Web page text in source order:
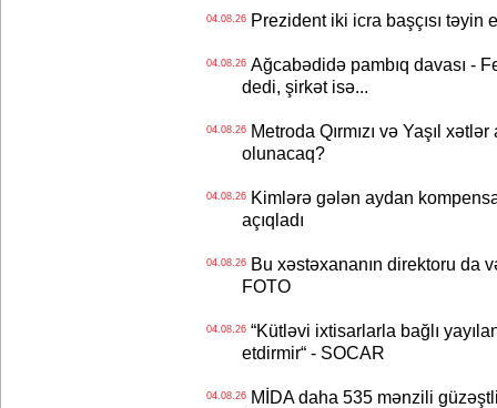
04.08.26Prezident iki icra başçısı təyin
04.08.26Ağcabədidə pambıq davası -
dedi, şirkət isə...
04.08.26Metroda Qırmızı və Yaşıl
olunacaq?
04.08.26Kimlərə gələn aydan
açıqladı
04.08.26Bu xəstəxananın direktoru da
FOTO
04.08.26“Kütləvi ixtisarlarla bağlı
etdirmir“ - SOCAR
04.08.26MİDA daha 535 mənzili güzəştli